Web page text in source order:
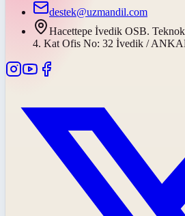
destek@uzmandil.com
Hacettepe İvedik OSB.
4. Kat Ofis No: 32 İvedik /